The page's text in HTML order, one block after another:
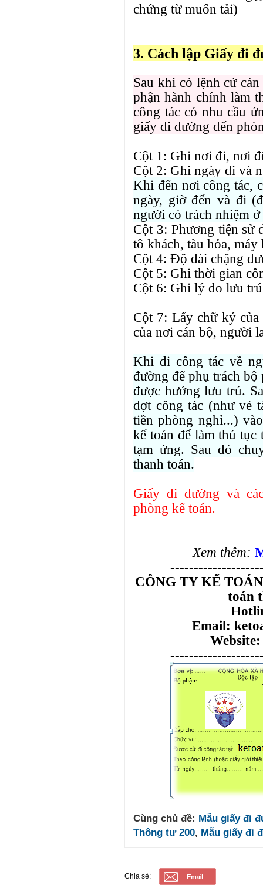
chứng từ muốn tải)
3. Cách lập Giấy đi
Sau khi có lệnh cử
phận hành chính làm
công tác có nhu cầu
giấy đi đường đến
Cột 1: Ghi nơi đi, nơi
Cột 2: Ghi ngày đi và
Khi đến nơi công tác,
ngày, giờ đến và đi
người có trách nhiệm
Cột 3: Phương tiện sử
tô khách, tàu hỏa, máy
Cột 4: Độ dài chặng
Cột 5: Ghi thời gian
Cột 6: Ghi lý do lưu
Cột 7: Lấy chữ ký
của nơi cán bộ, người
Khi đi công tác về
đường để phụ trách
được hưởng lưu trú.
đợt công tác (như vé
tiền phòng nghỉ...)
kế toán để làm thủ tục
tạm ứng. Sau đó
thanh toán.
Giấy đi đường và
phòng kế toán.
Xem thêm:
CÔNG TY KẾ
toán
Email:
Cùng chủ đề: Mẫu giấy đi
Thông tư 200, Mẫu giấy đi
Chia sẻ: